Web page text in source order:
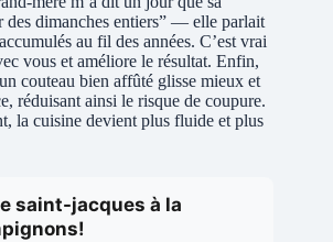
des dimanches entiers” — elle parlait
au fil des années. C’est vrai
vous et améliore le résultat. Enfin,
couteau bien affûté glisse mieux et
réduisant ainsi le risque de coupure.
la cuisine devient plus fluide et plus
saint-jacques à la